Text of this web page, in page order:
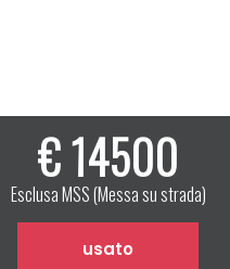
€ 14500
Esclusa MSS (Messa su strada)
usato